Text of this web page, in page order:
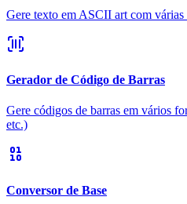
Gere texto em ASCII art com várias
Gerador de Código de Barras
Gere códigos de barras em vários
etc.)
Conversor de Base